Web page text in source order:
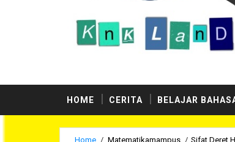
HOME CERITA BELAJAR
Home / Matematikamampus / Sifat Deret